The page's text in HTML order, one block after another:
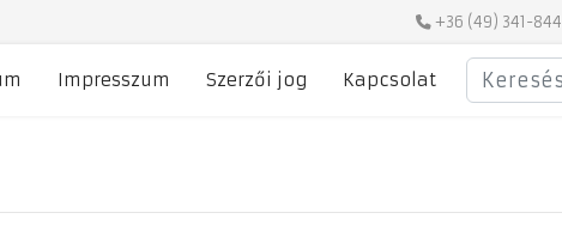
+36 (49) 341-844
Impresszum Szerzői jog Kapcsolat
Keresés